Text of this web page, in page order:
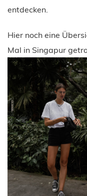
entdecken.
Hier noch eine
Mal in Singapur